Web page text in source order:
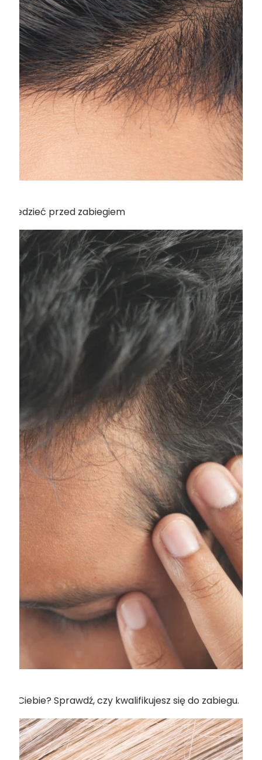
wiedzieć przed zabiegiem
Ciebie? Sprawdź, czy kwalifikujesz się do zabiegu.